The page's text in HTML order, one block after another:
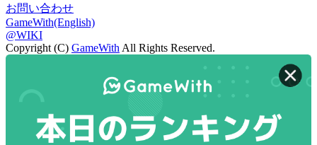
お問い合わせ
GameWith(English)
@WIKI
Copyright (C) GameWith All Rights Reserved.